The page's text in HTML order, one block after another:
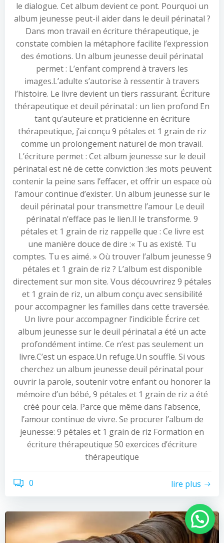
le dialogue. Cet album devient ce pont. Pourquoi un
album jeunesse peut-il aider dans le deuil périnatal ?
Dans mon travail en écriture thérapeutique, je
constate combien la métaphore facilite l’expression
des émotions. Un album jeunesse deuil périnatal
permet : L’enfant comprend à travers les
images.L’adulte s’autorise à ressentir à travers
l’histoire. Le livre devient un tiers rassurant. Écriture
thérapeutique et deuil périnatal : un lien profond En
tant qu’auteure et praticienne en écriture
thérapeutique, j’ai conçu 9 pétales et 1 grain de riz
comme un prolongement naturel de mon travail.
L’écriture permet : Cet album jeunesse sur le deuil
périnatal est né de cette conviction :les mots peuvent
contenir la peine sans l’effacer, et offrir un espace où
l’amour continue d’exister. Un album jeunesse sur le
deuil périnatal pour transmettre l’amour Le deuil
périnatal n’efface pas le lien.Il le transforme. 9
pétales et 1 grain de riz rappelle que : Ce livre est
une manière douce de dire :« Tu as existé. Tu
comptes. Tu es aimé. » Où trouver l’album jeunesse 9
pétales et 1 grain de riz ? L’album est disponible
directement sur mon site. Vous découvrirez 9 pétales
et 1 grain de riz, un album conçu avec sensibilité
pour accompagner les familles dans cette traversée.
Un livre pour accompagner l’indicible Écrire cet
album jeunesse sur le deuil périnatal a été un acte
profondément intime. Ce n’est pas seulement un
livre.C’est un espace.Un refuge.Un souffle. Si vous
cherchez un album jeunesse deuil périnatal pour
ouvrir la parole, soutenir votre enfant ou honorer la
mémoire d’un bébé, 9 pétales et 1 grain de riz a été
créé pour cela. Parce que même dans l’absence,
l’amour continue de vivre. Se procurer l’album de
jeunesse: 9 pétales et 1 grain de riz Formation en
écriture thérapeutique 50 exercices d’écriture
thérapeutique
0 lire plus
Besoin d'aide ?